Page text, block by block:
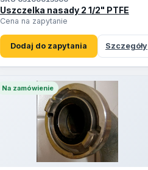
Uszczelka nasady 2 1/2" PTFE
Cena na zapytanie
Dodaj do zapytania Szczegóły
Na zamówienie